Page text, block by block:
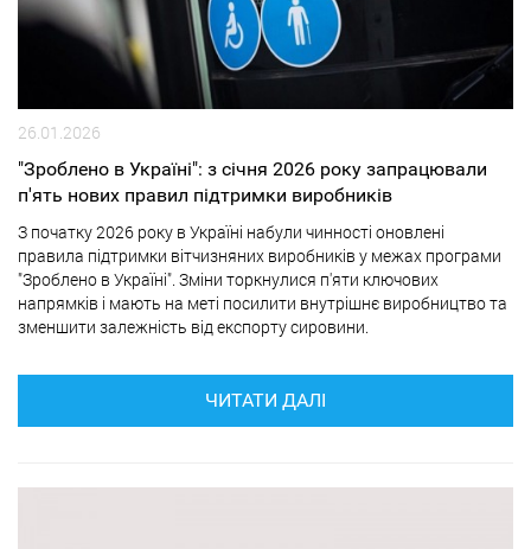
26.01.2026
"Зроблено в Україні": з січня 2026 року запрацювали
п'ять нових правил підтримки виробників
З початку 2026 року в Україні набули чинності оновлені
правила підтримки вітчизняних виробників у межах програми
"Зроблено в Україні". Зміни торкнулися п'яти ключових
напрямків і мають на меті посилити внутрішнє виробництво та
зменшити залежність від експорту сировини.
ЧИТАТИ ДАЛІ